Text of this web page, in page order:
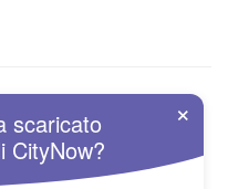
×
scaricato
CityNow?